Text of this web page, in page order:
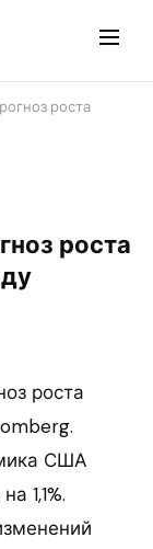
роста
роста
роста
США
1,1%.